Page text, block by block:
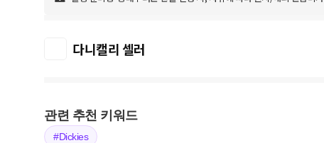
다니캘리 셀러
관련 추천 키워드
#Dickies